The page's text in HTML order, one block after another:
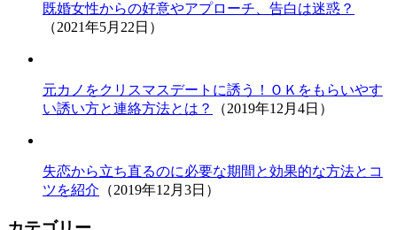
既婚女性からの好意やアプローチ、告白は迷惑？
（2021年5月22日）
元カノをクリスマスデートに誘う！ＯＫをもらいやす
い誘い方と連絡方法とは？
（2019年12月4日）
失恋から立ち直るのに必要な期間と効果的な方法とコ
ツを紹介 （2019年12月3日）